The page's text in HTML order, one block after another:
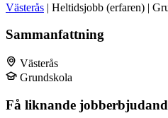
Västerås | Heltidsjobb (erfaren) |
Sammanfattning
Västerås
Grundskola
Få liknande